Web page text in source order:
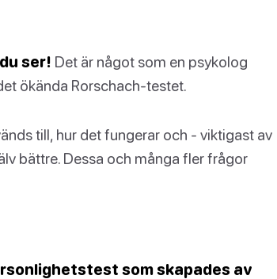
ser! Det är något som en psykolog
ökända Rorschach-testet.
till, hur det fungerar och - viktigast av
bättre. Dessa och många fler frågor
som skapades av